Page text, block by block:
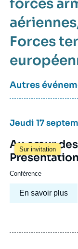
forces
aériennes
Forces
Autres
Jeudi 17
Sur invitation
Au cœur
Conférence
En savoir plus